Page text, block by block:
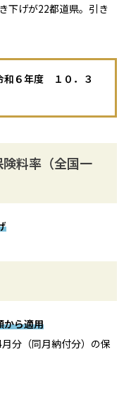
下げが22都道県。引き
６年度 １０．３
料率（全国一
から適用
分（同月納付分）の保